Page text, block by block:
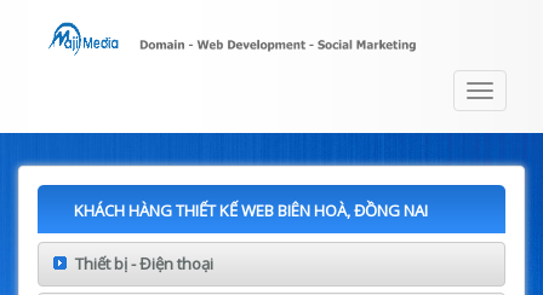
Toggle
KHÁCH HÀNG THIẾT KẾ WEB BIÊN HOÀ, ĐỒNG NAI
Thiết bị - Điện thoại